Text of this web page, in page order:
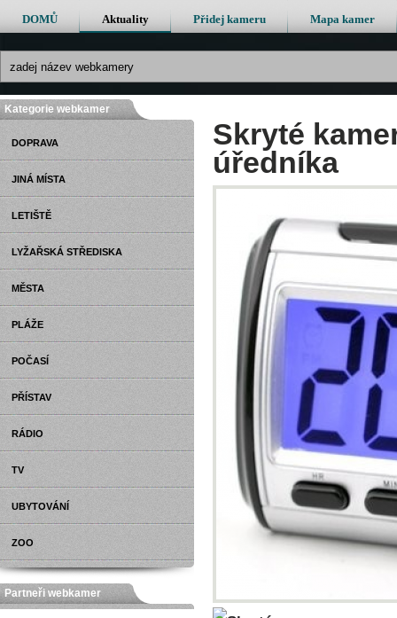
DOMŮ Aktuality Přidej kameru Mapa kamer
Skryté
úředníka
Kategorie webkamer
DOPRAVA
JINÁ MÍSTA
LETIŠTĚ
LYŽAŘSKÁ STŘEDISKA
MĚSTA
PLÁŽE
POČASÍ
PŘÍSTAV
RÁDIO
TV
UBYTOVÁNÍ
ZOO
Partneři webkamer